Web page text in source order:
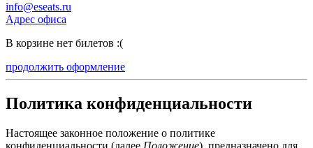
info@eseats.ru
Адрес офиса
В корзине нет билетов :(
продолжить оформление
Политика конфиденциальности
Настоящее законное положение о политике
конфиденциальности (далее Положение), предназначено для